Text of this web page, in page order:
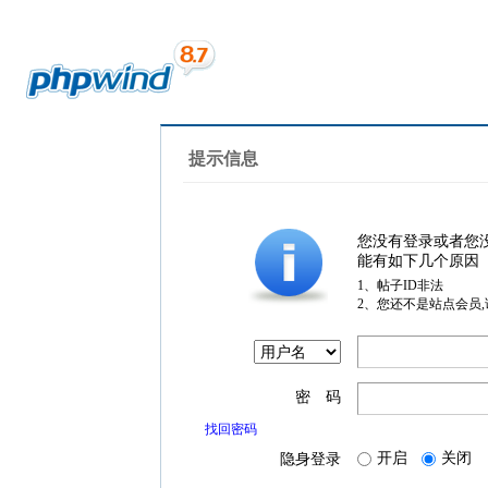
提示信息
您没有登录或者您
能有如下几个原因
1、帖子ID非法
2、您还不是站点会员
密 码
找回密码
隐身登录 开启 关闭